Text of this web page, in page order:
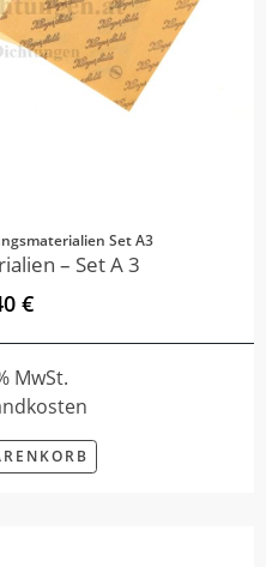
Set A3
– Set A 3
€
MwSt.